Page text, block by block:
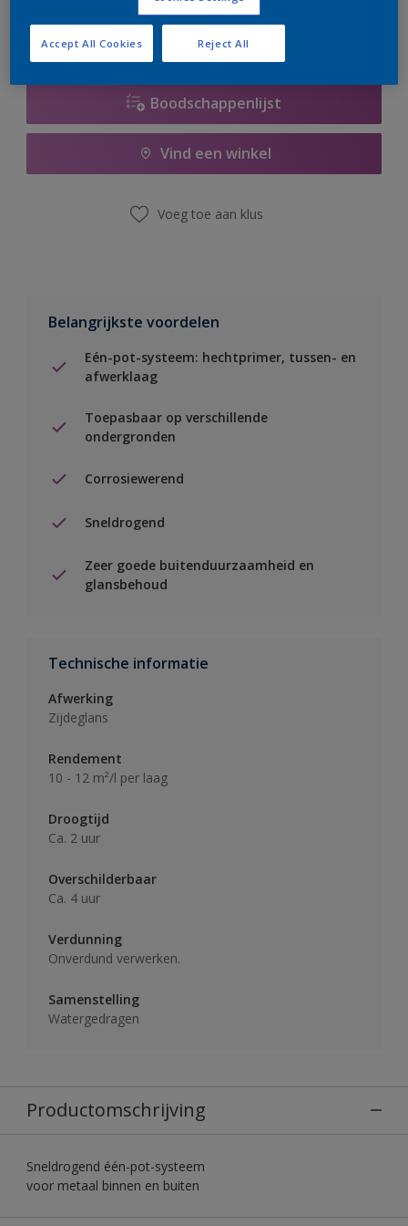
Boodschappenlijst
Vind een winkel
Voeg toe aan klus
Belangrijkste voordelen
Eén-pot-systeem: hechtprimer, tussen- en
afwerklaag
Toepasbaar op verschillende
ondergronden
Corrosiewerend
Sneldrogend
Zeer goede buitenduurzaamheid en
glansbehoud
Technische informatie
Afwerking
Zijdeglans
Rendement
10 - 12 m²/l per laag
Droogtijd
Ca. 2 uur
Overschilderbaar
Ca. 4 uur
Verdunning
Onverdund verwerken.
Samenstelling
Watergedragen
Productomschrijving
Sneldrogend één-pot-systeem
voor metaal binnen en buiten
Reject All
Accept All Cookies